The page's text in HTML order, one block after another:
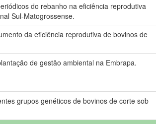
do rebanho na eficiência reprodutiva
Sul-Matogrossense.
da eficiência reprodutiva de bovinos de
de gestão ambiental na Embrapa.
grupos genéticos de bovinos de corte sob